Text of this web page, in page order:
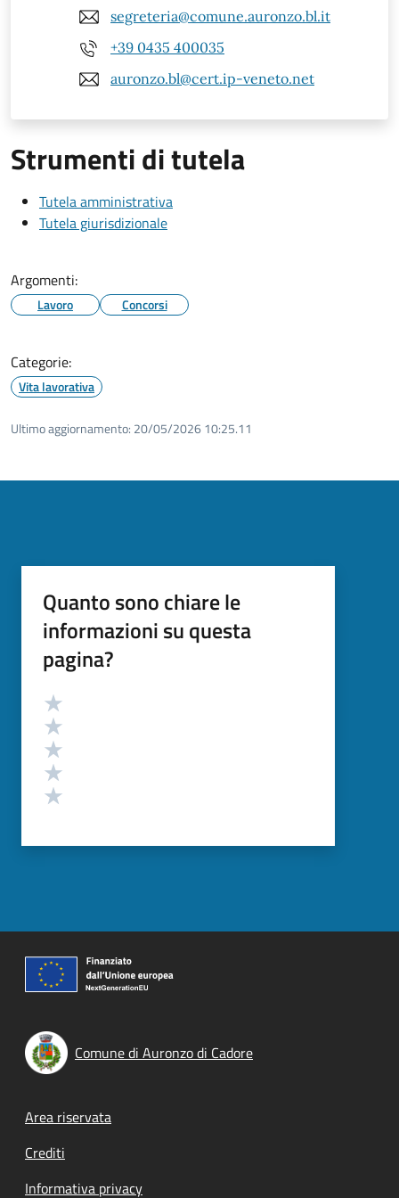
segreteria@comune.auronzo.bl.it
+39 0435 400035
auronzo.bl@cert.ip-veneto.net
Strumenti di tutela
Tutela amministrativa
Tutela giurisdizionale
Argomenti:
Lavoro Concorsi
Categorie:
Vita lavorativa
Ultimo aggiornamento: 20/05/2026 10:25.11
Quanto sono chiare le
informazioni su questa
pagina?
Valutazione
Comune di Auronzo di Cadore
Footer menu
Area riservata
Crediti
Informativa privacy